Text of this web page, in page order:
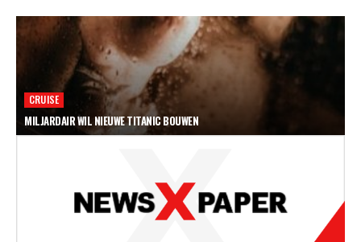
CRUISE
MILJARDAIR WIL NIEUWE TITANIC BOUWEN